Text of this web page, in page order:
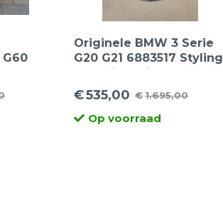
45
Originele BMW 3 Serie
G20 G21 6883517 Styling
775 17inch lichtmetalen
velgen
€1.695,00
Oorspronkelijke
prijs
€535,00
Huidige
prijsOp voorraad